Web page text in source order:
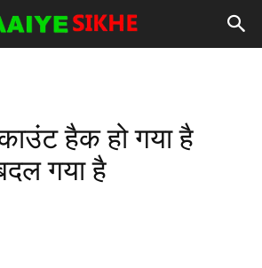
हैक हो गया है
गया है